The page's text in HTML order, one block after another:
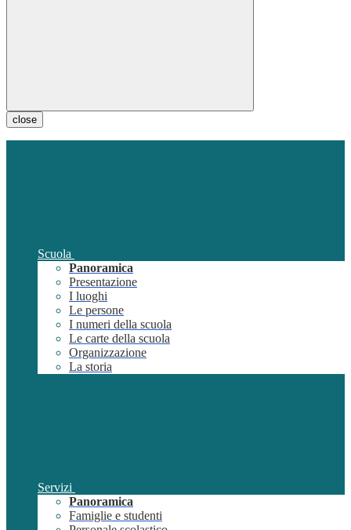
close
Scuola
Panoramica
Presentazione
I luoghi
Le persone
I numeri della scuola
Le carte della scuola
Organizzazione
La storia
Servizi
Panoramica
Famiglie e studenti